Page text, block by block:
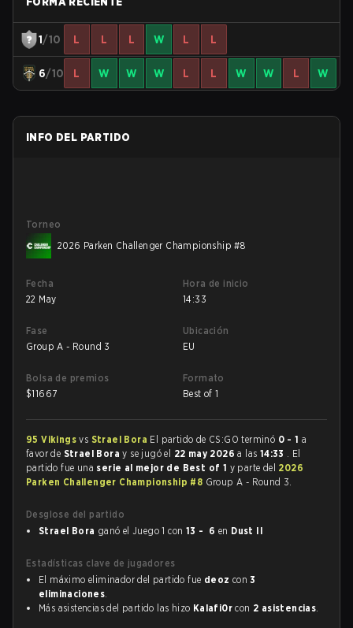
1/10 L L L W L L
6/10 L W W W L L W W L W
INFO DEL PARTIDO
Torneo
2026 Parken Challenger Championship #8
Fecha
22 May
Hora de inicio
14:33
Fase
Group A - Round 3
Ubicación
EU
Bolsa de premios
$11667
Formato
Best of 1
95 Vikingsvs Strael Bora El partido de CS:GO terminó 0 - 1 a
favor de Strael Boray se jugó el 22 may 2026a las 14:33 . El
partido fue una serie al mejor de Best of 1 y parte del 2026
Parken Challenger Championship #8 Group A - Round 3.
Desglose del partido
Strael Bora ganó el Juego 1 con 13 - 6 en Dust II
Estadísticas clave de jugadores
El máximo eliminador del partido fue deoz con3
eliminaciones.
Más asistencias del partido las hizo Kalafi0r con 2 asistencias.